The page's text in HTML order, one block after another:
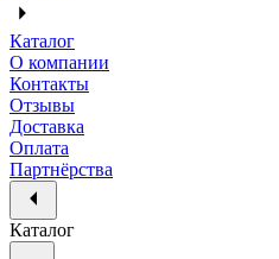
Каталог
О компании
Контакты
Отзывы
Доставка
Оплата
Партнёрства
Каталог